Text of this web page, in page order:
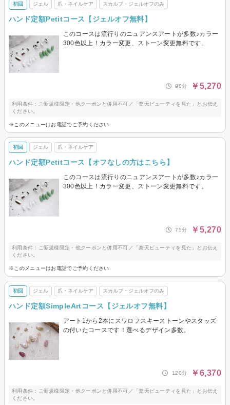
初回 ジェル 爪・ネイルケア スカルプ・ジェルオフのみ
ハンド定額Petitコース【ジェルオフ無料】
このコースは流行りのニュアンスアートが多数♪カラー
300色以上！カラー変更、ストーン変更無料です。
90分 ￥5,270
利用条件：ご新規様限定・他クーポンと併用不可／「楽天ビューティを見た」とお伝え
ください。
※このメニューはお電話でご予約ください
初回 ジェル 爪・ネイルケア
ハンド定額Petitコース【オフなしの方はこちら】
このコースは流行りのニュアンスアートが多数♪カラー
300色以上！カラー変更、ストーン変更無料です。
75分 ￥5,270
利用条件：ご新規様限定・他クーポンと併用不可／「楽天ビューティを見た」とお伝え
ください。
※このメニューはお電話でご予約ください
初回 ジェル 爪・ネイルケア スカルプ・ジェルオフのみ
ハンド定額SimpleArtコース【ジェルオフ無料】
アート1から2本にスワロフスキーストーンやスタッズ
の付いたコースです！選べるデザイン多数。
120分 ￥6,370
利用条件：ご新規様限定・他クーポンと併用不可／「楽天ビューティを見た」とお伝え
ください。